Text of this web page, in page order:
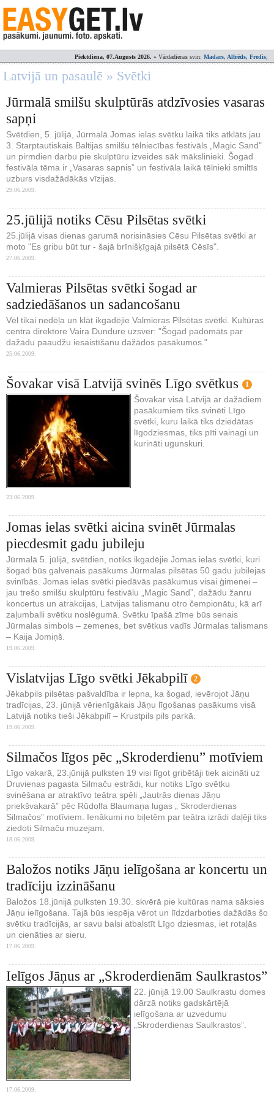
Piektdiena, 07.Augusts 2026. » Vārdadienas svin: Madars, Alfrēds, Fredis;
Latvijā un pasaulē » Svētki
Jūrmalā smilšu skulptūrās atdzīvosies vasaras
sapņi
Svētdien, 5. jūlijā, Jūrmalā Jomas ielas svētku laikā tiks atklāts jau
3. Starptautiskais Baltijas smilšu tēlniecības festivāls „Magic Sand"
un pirmdien darbu pie skulptūru izveides sāk mākslinieki. Šogad
festivāla tēma ir „Vasaras sapnis” un festivāla laikā tēlnieki smiltīs
uzburs visdažādākās vīzijas.
29.06.2009.
25.jūlijā notiks Cēsu Pilsētas svētki
25.jūlijā visas dienas garumā norisināsies Cēsu Pilsētas svētki ar
moto "Es gribu būt tur - šajā brīnišķīgajā pilsētā Cēsīs".
27.06.2009.
Valmieras Pilsētas svētki šogad ar
sadziedāšanos un sadancošanu
Vēl tikai nedēļa un klāt ikgadējie Valmieras Pilsētas svētki. Kultūras
centra direktore Vaira Dundure uzsver: "Šogad padomāts par
dažādu paaudžu iesaistīšanu dažādos pasākumos."
25.06.2009.
Šovakar visā Latvijā svinēs Līgo svētkus 1
Šovakar visā Latvijā ar dažādiem
pasākumiem tiks svinēti Līgo
svētki, kuru laikā tiks dziedātas
līgodziesmas, tiks pīti vainagi un
kurināti ugunskuri.
23.06.2009.
Jomas ielas svētki aicina svinēt Jūrmalas
piecdesmit gadu jubileju
Jūrmalā 5. jūlijā, svētdien, notiks ikgadējie Jomas ielas svētki, kuri
šogad būs galvenais pasākums Jūrmalas pilsētas 50 gadu jubilejas
svinībās. Jomas ielas svētki piedāvās pasākumus visai ģimenei –
jau trešo smilšu skulptūru festivālu „Magic Sand”, dažādu žanru
koncertus un atrakcijas, Latvijas talismanu otro čempionātu, kā arī
zaļumballi svētku noslēgumā. Svētku īpašā zīme būs senais
Jūrmalas simbols – zemenes, bet svētkus vadīs Jūrmalas talismans
– Kaija Jomiņš.
19.06.2009.
Vislatvijas Līgo svētki Jēkabpilī 2
Jēkabpils pilsētas pašvaldība ir lepna, ka šogad, ievērojot Jāņu
tradīcijas, 23. jūnijā vērienīgākais Jāņu līgošanas pasākums visā
Latvijā notiks tieši Jēkabpilī – Krustpils pils parkā.
19.06.2009.
Silmačos līgos pēc „Skroderdienu” motīviem
Līgo vakarā, 23.jūnijā pulksten 19 visi līgot gribētāji tiek aicināti uz
Druvienas pagasta Silmaču estrādi, kur notiks Līgo svētku
svinēšana ar atraktīvo teātra spēli „Jautrās dienas Jāņu
priekšvakarā” pēc Rūdolfa Blaumaņa lugas „ Skroderdienas
Silmačos” motīviem. Ienākumi no biļetēm par teātra izrādi daļēji tiks
ziedoti Silmaču muzejam.
18.06.2009.
Baložos notiks Jāņu ielīgošana ar koncertu un
tradīciju izzināšanu
Baložos 18.jūnijā pulksten 19.30. skvērā pie kultūras nama sāksies
Jāņu ielīgošana. Tajā būs iespēja vērot un līdzdarboties dažādās šo
svētku tradīcijās, ar savu balsi atbalstīt Līgo dziesmas, iet rotaļās
un cienāties ar sieru.
17.06.2009.
Ielīgos Jāņus ar „Skroderdienām Saulkrastos”
22. jūnijā 19.00 Saulkrastu domes
dārzā notiks gadskārtējā
ielīgošana ar uzvedumu
„Skroderdienas Saulkrastos”.
17.06.2009.